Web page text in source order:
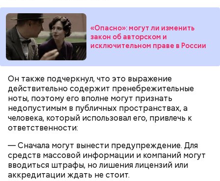
«Опасно»: могут ли изменить
закон об авторском и
исключительном праве в России
Он также подчеркнул, что это выражение
действительно содержит пренебрежительные
ноты, поэтому его вполне могут признать
недопустимым в публичных пространствах, а
человека, который использовал его, привлечь к
ответственности:
— Сначала могут вынести предупреждение. Для
средств массовой информации и компаний могут
вводиться штрафы, но лишения лицензий или
аккредитации ждать не стоит.
День воздушных поцелуев отмечается с 1983 года.
Праздник любви